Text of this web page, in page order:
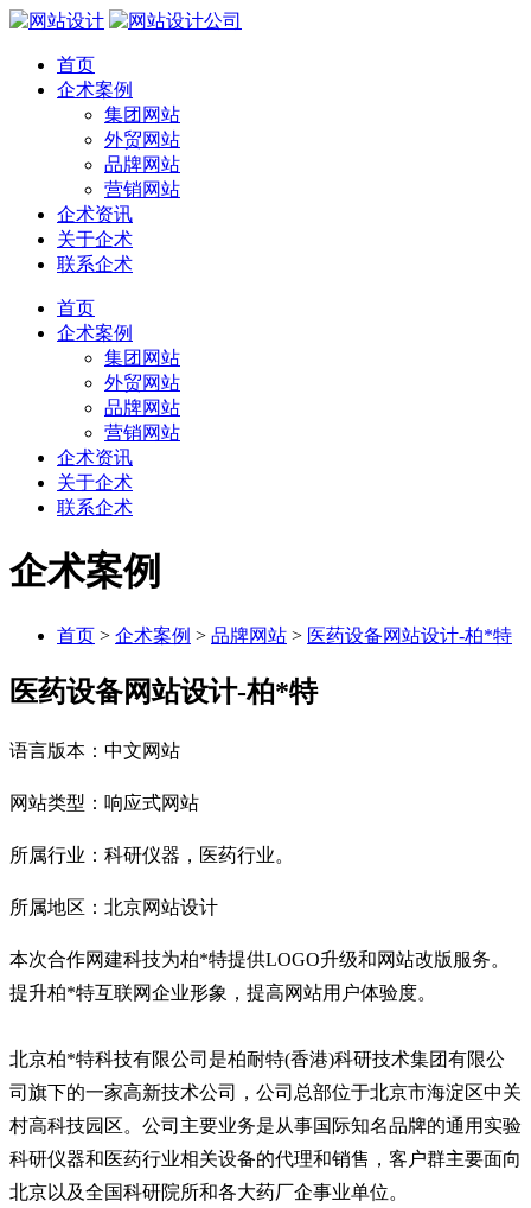
首页
企术案例
集团网站
外贸网站
品牌网站
营销网站
企术资讯
关于企术
联系企术
首页
企术案例
集团网站
外贸网站
品牌网站
营销网站
企术资讯
关于企术
联系企术
企术案例
首页 > 企术案例 > 品牌网站 > 医药设备网站设计-柏*特
医药设备网站设计-柏*特
语言版本：中文网站
网站类型：响应式网站
所属行业：科研仪器，医药行业。
所属地区：北京网站设计
本次合作网建科技为柏*特提供LOGO升级和网站改版服务。
提升柏*特互联网企业形象，提高网站用户体验度。
北京柏*特科技有限公司是柏耐特(香港)科研技术集团有限公
司旗下的一家高新技术公司，公司总部位于北京市海淀区中关
村高科技园区。公司主要业务是从事国际知名品牌的通用实验
科研仪器和医药行业相关设备的代理和销售，客户群主要面向
北京以及全国科研院所和各大药厂企事业单位。